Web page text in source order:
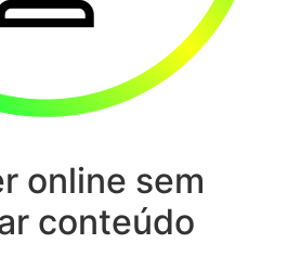
online sem
conteúdo